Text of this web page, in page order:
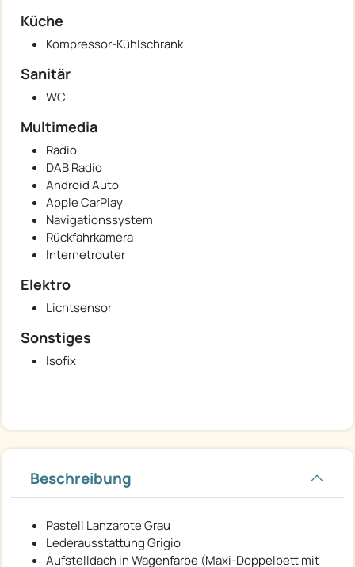
Küche
Kompressor-Kühlschrank
Sanitär
WC
Multimedia
Radio
DAB Radio
Android Auto
Apple CarPlay
Navigationssystem
Rückfahrkamera
Internetrouter
Elektro
Lichtsensor
Sonstiges
Isofix
Beschreibung
Pastell Lanzarote Grau
Lederausstattung Grigio
Aufstelldach in Wagenfarbe (Maxi-Doppelbett mit